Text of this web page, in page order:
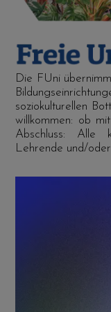
Die FUni
soziokulturellen
willkommen: ob
Abschluss: Alle
Lehrende und/